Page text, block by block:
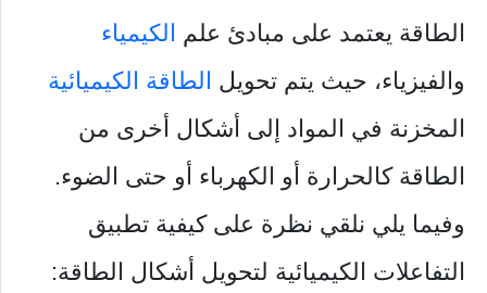
الطاقة يعتمد على مبادئ علم الكيمياء
والفيزياء، حيث يتم تحويل الطاقة الكيميائية
المخزنة في المواد إلى أشكال أخرى من
الطاقة كالحرارة أو الكهرباء أو حتى الضوء.
وفيما يلي نلقي نظرة على كيفية تطبيق
التفاعلات الكيميائية لتحويل أشكال الطاقة: